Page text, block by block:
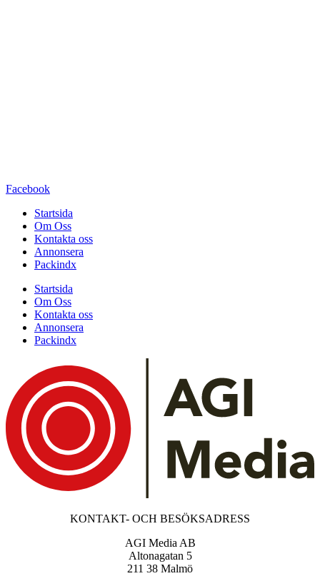
Facebook
Startsida
Om Oss
Kontakta oss
Annonsera
Packindx
Startsida
Om Oss
Kontakta oss
Annonsera
Packindx
KONTAKT- OCH BESÖKSADRESS
AGI Media AB
Altonagatan 5
211 38 Malmö